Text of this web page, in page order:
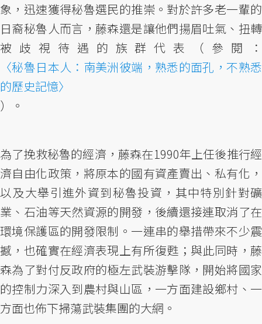
象，迅速獲得秘魯選民的推崇。對於許多老一輩的
日裔秘魯人而言，藤森還是讓他們揚眉吐氣、扭轉
被歧視待遇的族群代表（參閱：
〈秘魯日本人：南美洲彼端，熟悉的面孔，不熟悉
的歷史記憶〉
）。
為了挽救秘魯的經濟，藤森在1990年上任後推行經
濟自由化政策，將原本的國有資產賣出、私有化，
以及大舉引進外資到秘魯投資，其中特別針對礦
業、石油等天然資源的開發，後續還接連取消了在
環境保護區的開發限制。一連串的舉措帶來不少震
撼，也確實在經濟表現上有所復甦；與此同時，藤
森為了對付反政府的極左武裝游擊隊，開始將國家
的控制力深入到農村與山區，一方面建設鄉村、一
方面也佈下掃蕩武裝集團的大網。